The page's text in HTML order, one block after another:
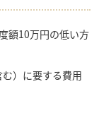
額10万円の低い方
）に要する費用